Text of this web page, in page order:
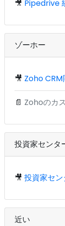
🎥 Pipedrive
ゾーホー
🎥 Zoho CRM
📄 Zohoのカ
投資家センタ
🎥 投資家セ
近い